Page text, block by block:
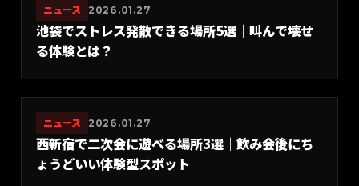
ニュース 2026.01.27
池袋でストレス発散できる場所5選｜叫んで壊せ
る体験とは？
ニュース 2026.01.27
西新宿で二次会に遊べる場所3選｜飲み会後にち
ょうどいい体験型スポット